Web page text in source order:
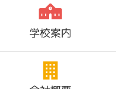
学校案内